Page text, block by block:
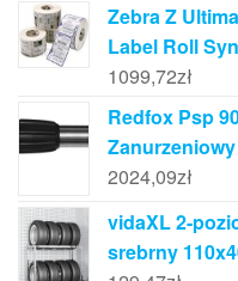
Zebra Z
Label Roll
1099,72zł
Redfox Psp
2024,09zł
vidaXL 2-
srebrny